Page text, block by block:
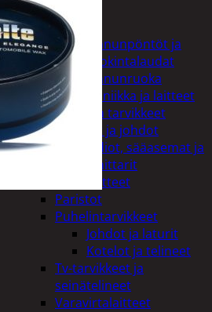
Koirat
Linnut
Linnunpöntöt ja
ruokintalaudat
Linnunruoka
Kodin elektroniikka ja laitteet
Imurit ja tarvikkeet
Kaapelit ja johdot
Kelloradiot, sääasemat ja
lämpömittarit
Oheislaitteet
Paristot
Puhelintarvikkeet
Johdot ja laturit
Kotelot ja telineet
Tv-tarvikkeet ja
seinätelineet
Varavirtalaitteet